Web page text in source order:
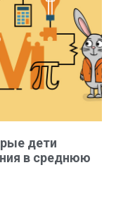
дети
в среднюю